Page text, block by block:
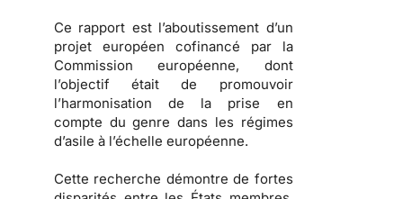
Ce rapport est l’aboutissement d’un
projet européen cofinancé par la
Commission européenne, dont
l’objectif était de promouvoir
l’harmonisation de la prise en
compte du genre dans les régimes
d’asile à l’échelle européenne.
Cette recherche démontre de fortes